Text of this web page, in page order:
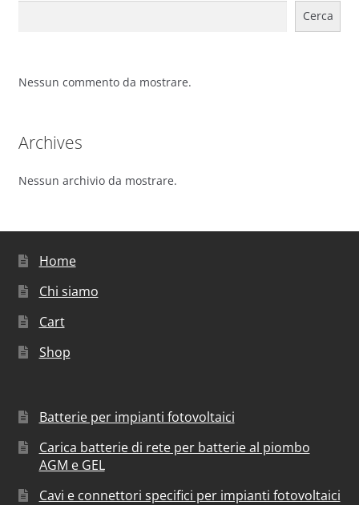
Cerca
Nessun commento da mostrare.
Archives
Nessun archivio da mostrare.
Home
Chi siamo
Cart
Shop
Batterie per impianti fotovoltaici
Carica batterie di rete per batterie al piombo
AGM e GEL
Cavi e connettori specifici per impianti fotovoltaici